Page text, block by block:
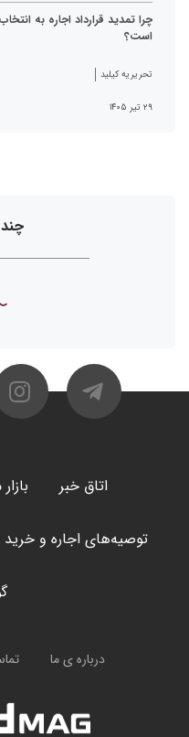
چرا تمدید قرارداد اجاره به
است؟
تحریریه کیلید
۲۹ تیر ۱۴۰۵
اتاق خبر
توصیه‌های اجاره و خرید
درباره ی ما